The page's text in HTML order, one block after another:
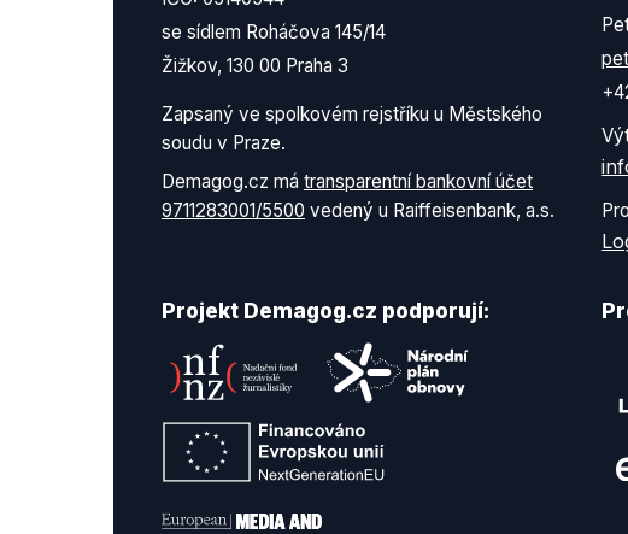
se sídlem Roháčova 145/14
Žižkov, 130 00 Praha 3
Zapsaný ve spolkovém rejstříku u Městského
soudu v Praze.
Demagog.cz má transparentní bankovní účet
9711283001/5500 vedený u Raiffeisenbank, a.s.
Projekt Demagog.cz podporují: